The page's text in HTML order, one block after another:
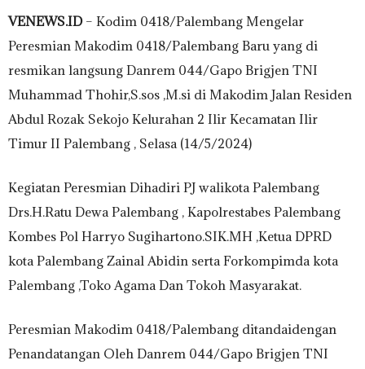
VENEWS.ID– Kodim 0418/Palembang Mengelar
Peresmian Makodim 0418/Palembang Baru yang di
resmikan langsung Danrem 044/Gapo Brigjen TNI
Muhammad Thohir,S.sos ,M.si di Makodim Jalan Residen
Abdul Rozak Sekojo Kelurahan 2 Ilir Kecamatan Ilir
Timur II Palembang , Selasa (14/5/2024)
Kegiatan Peresmian Dihadiri PJ walikota Palembang
Drs.H.Ratu Dewa Palembang , Kapolrestabes Palembang
Kombes Pol Harryo Sugihartono.SIK.MH ,Ketua DPRD
kota Palembang Zainal Abidin serta Forkompimda kota
Palembang ,Toko Agama Dan Tokoh Masyarakat.
Peresmian Makodim 0418/Palembang ditandaidengan
Penandatangan Oleh Danrem 044/Gapo Brigjen TNI